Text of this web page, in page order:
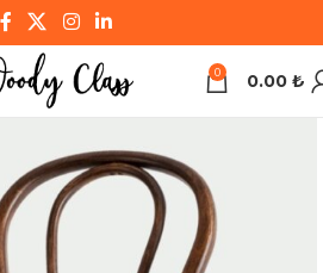
0 0.00 ₺